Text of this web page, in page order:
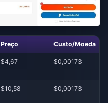
Preço Custo/Moeda
$4,67 $0,00173
$10,58 $0,00173